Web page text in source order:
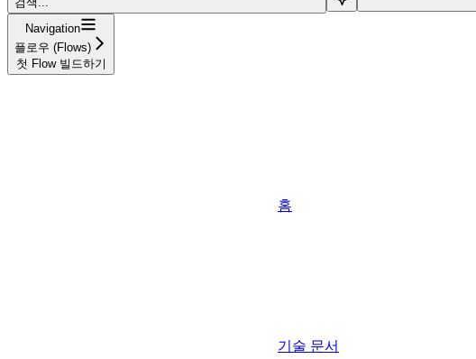
Navigation
플로우 (Flows)
첫 Flow 빌드하기
홈
기술 문서